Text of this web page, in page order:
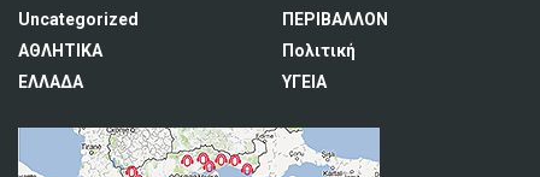
Uncategorized
ΑΘΛΗΤΙΚΑ
ΕΛΛΑΔΑ
ΠΕΡΙΒΑΛΛΟΝ
Πολιτική
ΥΓΕΙΑ